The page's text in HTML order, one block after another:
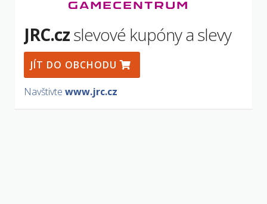
JRC.czslevové kupóny a slevy
JÍT DO OBCHODU
Navštivte www.jrc.cz